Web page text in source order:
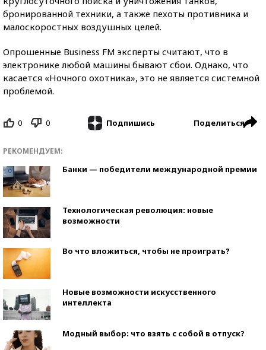
бронированной техники, а также пехоты противника и
малоскоростных воздушных целей.
Опрошенные Business FM эксперты считают, что в
электронике любой машины бывают сбои. Однако, что
касается «Ночного охотника», это не является системной
проблемой.
0 0 Подпишись Поделиться
РЕКОМЕНДУЕМ:
Банки — победители международной премии
Технологическая революция: новые
возможности
Во что вложиться, чтобы не проиграть?
Новые возможности искусственного
интеллекта
Модный выбор: что взять с собой в отпуск?